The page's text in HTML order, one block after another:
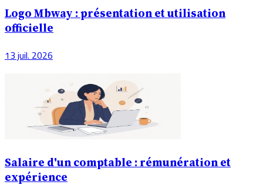
Logo Mbway : présentation et utilisation
officielle
13 juil. 2026
Salaire d'un comptable : rémunération et
expérience